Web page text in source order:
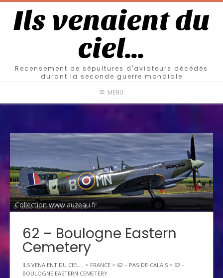
Ils venaient du
ciel…
Recensement de sépultures d'aviateurs décédés
durant la seconde guerre mondiale
MENU
Collection www.auzeau.fr
62 – Boulogne Eastern
Cemetery
ILS VENAIENT DU CIEL... > FRANCE > 62 – PAS-DE-CALAIS > 62 –
BOULOGNE EASTERN CEMETERY